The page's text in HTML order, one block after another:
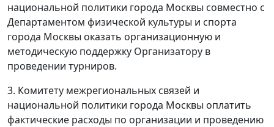
национальной политики города Москвы совместно с
Департаментом физической культуры и спорта
города Москвы оказать организационную и
методическую поддержку Организатору в
проведении турниров.
3. Комитету межрегиональных связей и
национальной политики города Москвы оплатить
фактические расходы по организации и проведению